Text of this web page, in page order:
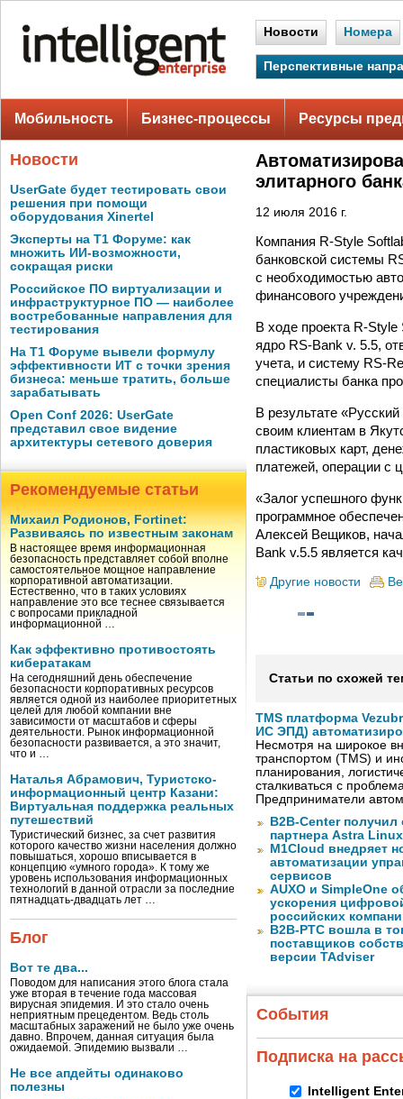
Новости Номера
Перспективные
Мобильность Бизнес-процессы Ресурсы
Новости
UserGate будет тестировать свои
решения при помощи
оборудования Xinertel
Эксперты на Т1 Форуме: как
множить ИИ-возможности,
сокращая риски
Российское ПО виртуализации и
инфраструктурное ПО — наиболее
востребованные направления для
тестирования
На Т1 Форуме вывели формулу
эффективности ИТ с точки зрения
бизнеса: меньше тратить, больше
зарабатывать
Open Conf 2026: UserGate
представил свое видение
архитектуры сетевого доверия
Рекомендуемые статьи
Михаил Родионов, Fortinet:
Развиваясь по известным законам
В настоящее время информационная
безопасность представляет собой вполне
самостоятельное мощное направление
корпоративной автоматизации.
Естественно, что в таких условиях
направление это все теснее связывается
с вопросами прикладной
информационной …
Как эффективно противостоять
кибератакам
На сегодняшний день обеспечение
безопасности корпоративных ресурсов
является одной из наиболее приоритетных
целей для любой компании вне
зависимости от масштабов и сферы
деятельности. Рынок информационной
безопасности развивается, а это значит,
что и …
Наталья Абрамович, Туристско-
информационный центр Казани:
Виртуальная поддержка реальных
путешествий
Туристический бизнес, за счет развития
которого качество жизни населения должно
повышаться, хорошо вписывается в
концепцию «умного города». К тому же
уровень использования информационных
технологий в данной отрасли за последние
пятнадцать-двадцать лет …
Блог
Вот те два...
Поводом для написания этого блога стала
уже вторая в течение года массовая
вирусная эпидемия. И это стало очень
неприятным прецедентом. Ведь столь
масштабных заражений не было уже очень
давно. Впрочем, данная ситуация была
ожидаемой. Эпидемию вызвали …
Не все апдейты одинаково
полезны
элитарного
12 июля 2016 г.
Компания R-Style
банковской системы
с необходимостью
финансового
В ходе проекта R-
ядро RS-Bank v. 5.5,
учета, и систему RS-
специалисты банка
В результате
своим клиентам в
пластиковых карт,
платежей, операции с
«Залог успешного
программное
Алексей Вещиков,
Bank v.5.5 является
Другие новости
Статьи по схожей
TMS платформа
ИС ЭПД)
Несмотря на широкое
транспортом (TMS) и
планирования,
сталкиваться с
Предприниматели
B2B-Center получил
партнера Astra Linux
M1Cloud внедряет
автоматизации
сервисов
AUXO и SimpleOne
ускорения
российских
B2B-РТС вошла в
поставщиков
версии TAdviser
События
Подписка на
Intelligent